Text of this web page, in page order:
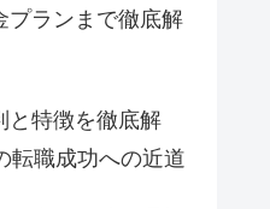
プランまで徹底解
と特徴を徹底解
転職成功への近道